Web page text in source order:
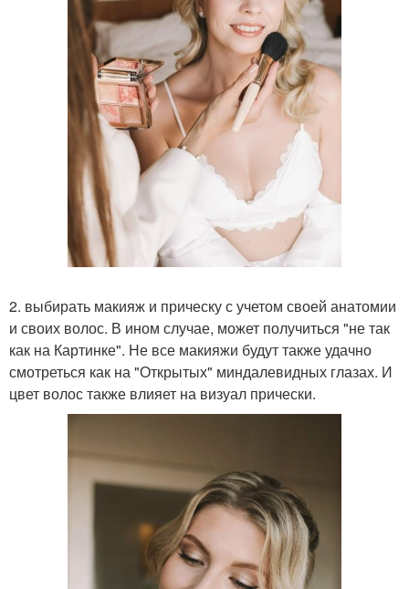
2. выбирать макияж и прическу с учетом своей анатомии
и своих волос. В ином случае, может получиться "не так
как на Картинке". Не все макияжи будут также удачно
смотреться как на "Открытых" миндалевидных глазах. И
цвет волос также влияет на визуал прически.